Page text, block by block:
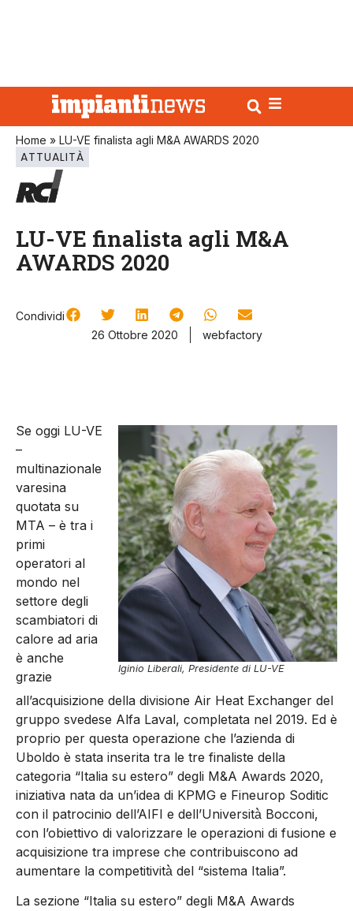
Home » LU-VE finalista agli M&A AWARDS 2020
ATTUALITÀ
LU-VE finalista agli M&A
AWARDS 2020
Condividi
26 Ottobre 2020
webfactory
Iginio Liberali, Presidente di LU-VE
Se oggi LU-VE
–
multinazionale
varesina
quotata su
MTA – è tra i
primi
operatori al
mondo nel
settore degli
scambiatori di
calore ad aria
è anche
grazie
all’acquisizione della divisione Air Heat Exchanger del
gruppo svedese Alfa Laval, completata nel 2019. Ed è
proprio per questa operazione che l’azienda di
Uboldo è stata inserita tra le tre finaliste della
categoria “Italia su estero” degli M&A Awards 2020,
iniziativa nata da un’idea di KPMG e Fineurop Soditic
con il patrocinio dell’AIFI e dell’Università̀ Bocconi,
con l’obiettivo di valorizzare le operazioni di fusione e
acquisizione tra imprese che contribuiscono ad
aumentare la competitività̀ del “sistema Italia”.
La sezione “Italia su estero” degli M&A Awards